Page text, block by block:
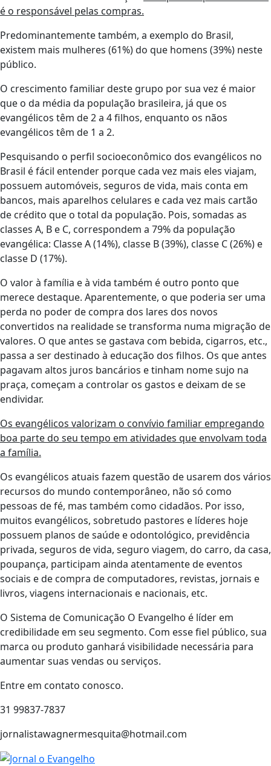
é o responsável pelas compras.
Predominantemente também, a exemplo do Brasil,
existem mais mulheres (61%) do que homens (39%) neste
público.
O crescimento familiar deste grupo por sua vez é maior
que o da média da população brasileira, já que os
evangélicos têm de 2 a 4 ﬁlhos, enquanto os nãos
evangélicos têm de 1 a 2.
Pesquisando o perﬁl socioeconômico dos evangélicos no
Brasil é fácil entender porque cada vez mais eles viajam,
possuem automóveis, seguros de vida, mais conta em
bancos, mais aparelhos celulares e cada vez mais cartão
de crédito que o total da população. Pois, somadas as
classes A, B e C, correspondem a 79% da população
evangélica: Classe A (14%), classe B (39%), classe C (26%) e
classe D (17%).
O valor à família e à vida também é outro ponto que
merece destaque. Aparentemente, o que poderia ser uma
perda no poder de compra dos lares dos novos
convertidos na realidade se transforma numa migração de
valores. O que antes se gastava com bebida, cigarros, etc.,
passa a ser destinado à educação dos filhos. Os que antes
pagavam altos juros bancários e tinham nome sujo na
praça, começam a controlar os gastos e deixam de se
endividar.
Os evangélicos valorizam o convívio familiar empregando
boa parte do seu tempo em atividades que envolvam toda
a família.
Os evangélicos atuais fazem questão de usarem dos vários
recursos do mundo contemporâneo, não só como
pessoas de fé, mas também como cidadãos. Por isso,
muitos evangélicos, sobretudo pastores e líderes hoje
possuem planos de saúde e odontológico, previdência
privada, seguros de vida, seguro viagem, do carro, da casa,
poupança, participam ainda atentamente de eventos
sociais e de compra de computadores, revistas, jornais e
livros, viagens internacionais e nacionais, etc.
O Sistema de Comunicação O Evangelho é líder em
credibilidade em seu segmento. Com esse ﬁel público, sua
marca ou produto ganhará visibilidade necessária para
aumentar suas vendas ou serviços.
Entre em contato conosco.
31 99837-7837
jornalistawagnermesquita@hotmail.com